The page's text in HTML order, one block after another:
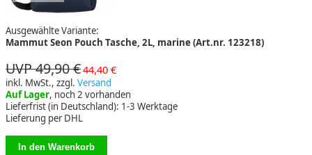
Ausgewählte Variante:
Mammut Seon Pouch Tasche, 2L, marine (Art.nr. 123218)
UVP 49,90 €44,40 €
inkl. MwSt., zzgl. Versand
Auf Lager, noch 2 vorhanden
Lieferfrist (in Deutschland): 1-3 Werktage
Lieferung per DHL